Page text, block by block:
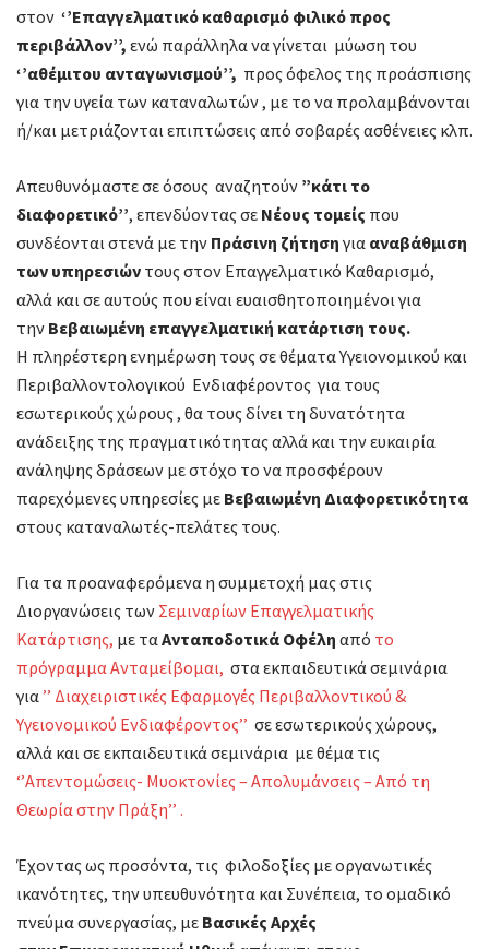
στον ‘’Επαγγελματικό καθαρισμό φιλικό προς
περιβάλλον’’, ενώ παράλληλα να γίνεται μύωση του
‘’αθέμιτου ανταγωνισμού’’, προς όφελος της προάσπισης
για την υγεία των καταναλωτών , με το να προλαμβάνονται
ή/και μετριάζονται επιπτώσεις από σοβαρές ασθένειες κλπ.
Απευθυνόμαστε σε όσους αναζητούν ”κάτι το
διαφορετικό’’, επενδύοντας σε Νέους τομείς που
συνδέονται στενά με την Πράσινη ζήτησηγια αναβάθμιση
των υπηρεσιών τους στον Επαγγελματικό Καθαρισμό,
αλλά και σε αυτούς που είναι ευαισθητοποιημένοι για
την Βεβαιωμένη επαγγελματική κατάρτιση τους.
Η πληρέστερη ενημέρωση τους σε θέματα Υγειονομικού και
Περιβαλλοντολογικού Ενδιαφέροντος για τους
εσωτερικούς χώρους , θα τους δίνει τη δυνατότητα
ανάδειξης της πραγματικότητας αλλά και την ευκαιρία
ανάληψης δράσεων με στόχο το να προσφέρουν
παρεχόμενες υπηρεσίες με Βεβαιωμένη Διαφορετικότητα
στους καταναλωτές-πελάτες τους.
Για τα προαναφερόμενα η συμμετοχή μας στις
Διοργανώσεις των Σεμιναρίων Επαγγελματικής
Κατάρτισης, με τα Ανταποδοτικά Οφέλη από το
πρόγραμμα Ανταμείβομαι, στα εκπαιδευτικά σεμινάρια
για ’’ Διαχειριστικές Εφαρμογές Περιβαλλοντικού &
Υγειονομικού Ενδιαφέροντος’’ σε εσωτερικούς χώρους,
αλλά και σε εκπαιδευτικά σεμινάρια με θέμα τις
‘’Απεντομώσεις- Μυοκτονίες – Απολυμάνσεις – Από τη
Θεωρία στην Πράξη’’ .
Έχοντας ως προσόντα, τις φιλοδοξίες με οργανωτικές
ικανότητες, την υπευθυνότητα και Συνέπεια, το ομαδικό
πνεύμα συνεργασίας, με Βασικές Αρχές